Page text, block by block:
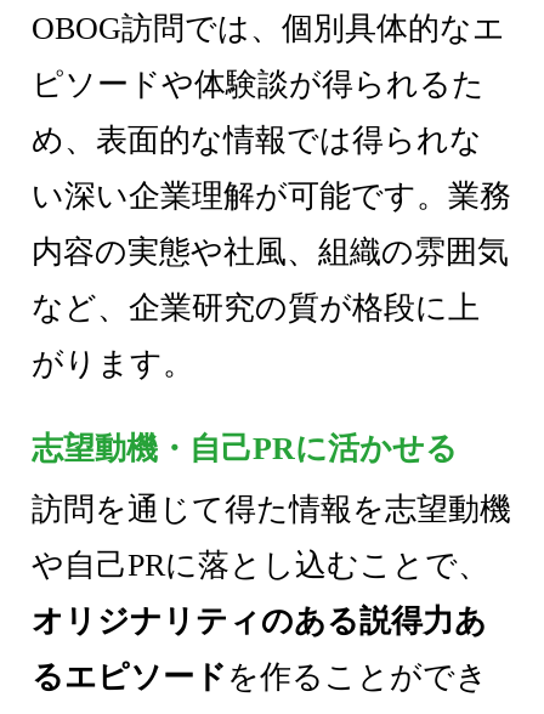
OBOG訪問では、個別具体的なエ
ピソードや体験談が得られるた
め、表面的な情報では得られな
い深い企業理解が可能です。業務
内容の実態や社風、組織の雰囲気
など、企業研究の質が格段に上
がります。
志望動機・自己PRに活かせる
訪問を通じて得た情報を志望動機
や自己PRに落とし込むことで、
オリジナリティのある説得力あ
るエピソード を作ることができ